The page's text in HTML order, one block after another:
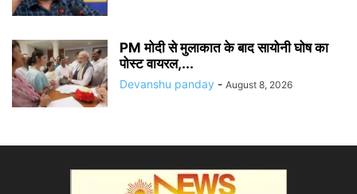
PM मोदी से मुलाकात के बाद सायोनी घोष का
पोस्ट वायरल,...
Devanshu panday - August 8, 2026